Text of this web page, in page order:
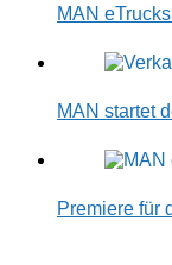
MAN
MAN startet
Premiere für